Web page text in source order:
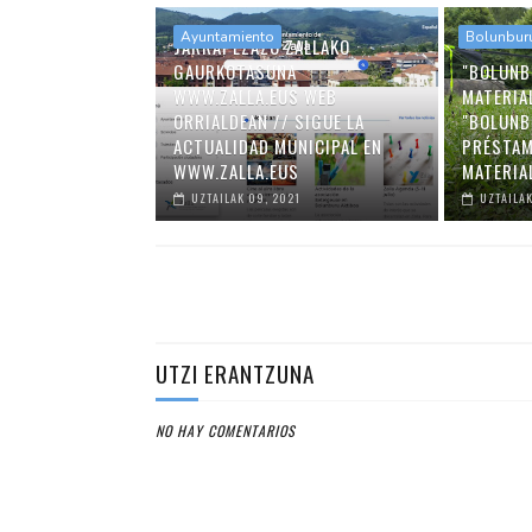
Ayuntamiento
JARRAI EZAZU ZALLAKO
GAURKOTASUNA
WWW.ZALLA.EUS WEB
ORRIALDEAN // SIGUE LA
ACTUALIDAD MUNICIPAL EN
WWW.ZALLA.EUS
UZTAILAK 09, 2021
UTZI ERANTZUNA
NO HAY COMENTARIOS